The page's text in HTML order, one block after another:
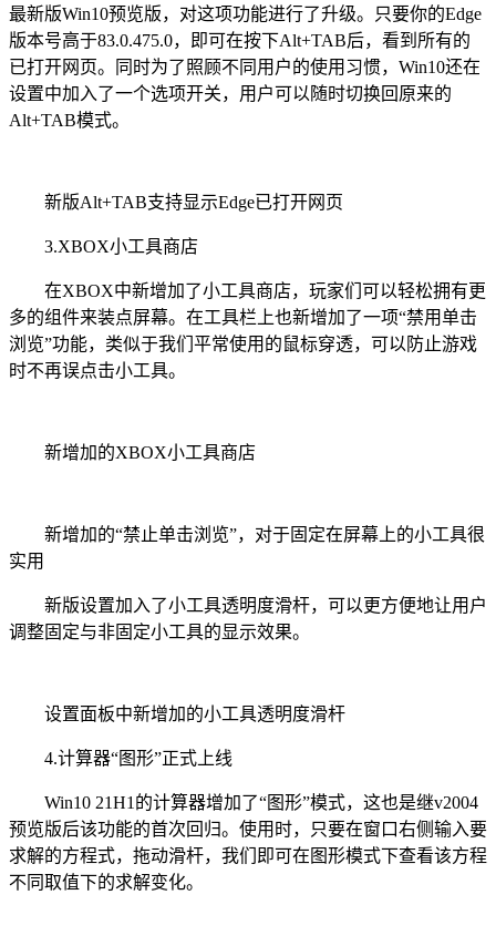
最新版Win10预览版，对这项功能进行了升级。只要你的Edge
版本号高于83.0.475.0，即可在按下Alt+TAB后，看到所有的
已打开网页。同时为了照顾不同用户的使用习惯，Win10还在
设置中加入了一个选项开关，用户可以随时切换回原来的
Alt+TAB模式。
新版Alt+TAB支持显示Edge已打开网页
3.XBOX小工具商店
在XBOX中新增加了小工具商店，玩家们可以轻松拥有更
多的组件来装点屏幕。在工具栏上也新增加了一项“禁用单击
浏览”功能，类似于我们平常使用的鼠标穿透，可以防止游戏
时不再误点击小工具。
新增加的XBOX小工具商店
新增加的“禁止单击浏览”，对于固定在屏幕上的小工具很
实用
新版设置加入了小工具透明度滑杆，可以更方便地让用户
调整固定与非固定小工具的显示效果。
设置面板中新增加的小工具透明度滑杆
4.计算器“图形”正式上线
Win10 21H1的计算器增加了“图形”模式，这也是继v2004
预览版后该功能的首次回归。使用时，只要在窗口右侧输入要
求解的方程式，拖动滑杆，我们即可在图形模式下查看该方程
不同取值下的求解变化。